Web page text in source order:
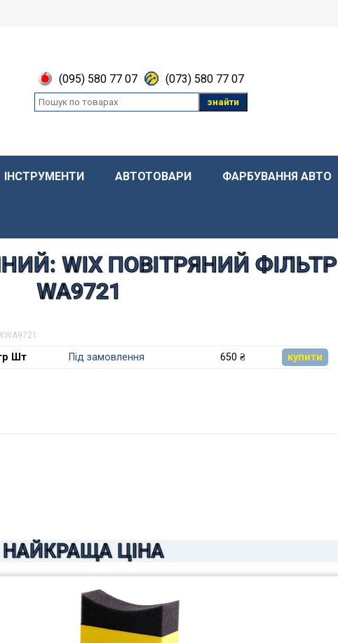
(095) 580 77 07 (073) 580 77 07
знайти
ІНСТРУМЕНТИ АВТОТОВАРИ ФАРБУВАННЯ АВТО
WIX ПОВІТРЯНИЙ ФІЛЬТР
WA9721
Шт Під замовлення 650 ₴ купити
НАЙКРАЩА ЦІНА